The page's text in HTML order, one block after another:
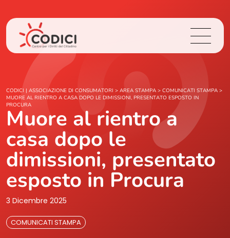
Chi Siamo
Cosa Facciamo
Area Stampa
Contatti
CODICI | ASSOCIAZIONE DI CONSUMATORI > AREA STAMPA > COMUNICATI STAMPA >
MUORE AL RIENTRO A CASA DOPO LE DIMISSIONI, PRESENTATO ESPOSTO IN
PROCURA
Muore al rientro a
casa dopo le
dimissioni, presentato
esposto in Procura
3 Dicembre 2025
COMUNICATI STAMPA